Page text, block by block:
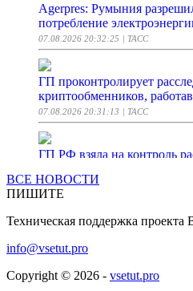
Agerpres: Румыния
потребление
07.08.2026 20:32:25 | ТАСС
ГП проконтролирует
криптообменников,
07.08.2026 20:31:13 | ТАСС
ГП РФ взяла на контроль
07.08.2026 20:31:13
Минпромторг ждет
ЕАЭС по лимонной кислоте
07.08.2026 20:30:48
ВСЕ НОВОСТИ
ПИШИТЕ
Техническая поддержка проекта
info@vsetut.pro
Copyright © 2026 - vsetut.pro